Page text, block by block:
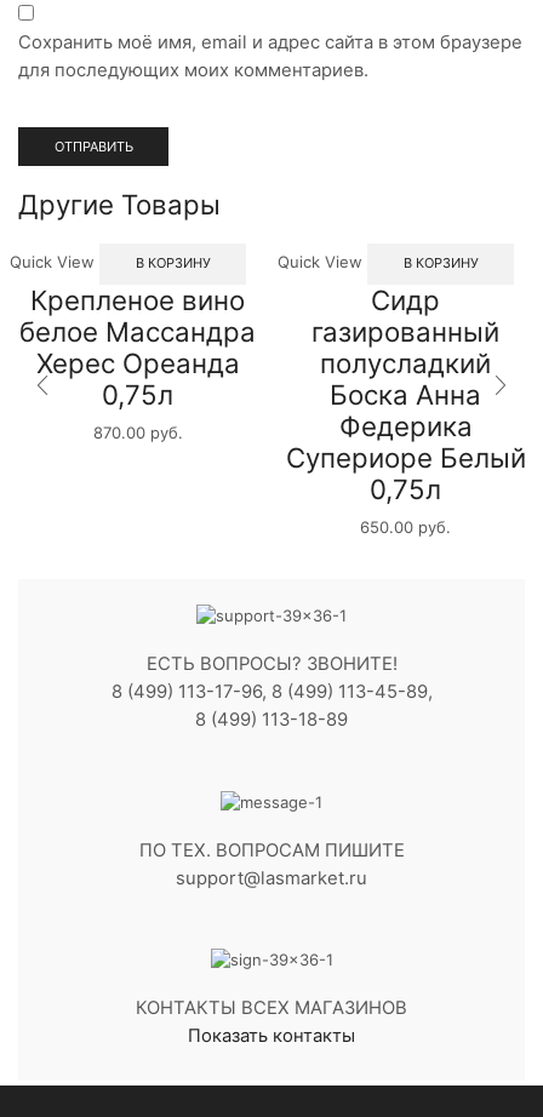
Сохранить моё имя, email и адрес сайта в этом браузере
для последующих моих комментариев.
Другие Товары
Quick View В КОРЗИНУ
Крепленое вино
белое Массандра
Херес Ореанда
0,75л
870.00 руб.
Quick View В КОРЗИНУ
Сидр
газированный
полусладкий
Боска Анна
Федерика
Супериоре Белый
0,75л
650.00 руб.
ЕСТЬ ВОПРОСЫ? ЗВОНИТЕ!
8 (499) 113-17-96, 8 (499) 113-45-89,
8 (499) 113-18-89
ПО ТЕХ. ВОПРОСАМ ПИШИТЕ
support@lasmarket.ru
КОНТАКТЫ ВСЕХ МАГАЗИНОВ
Показать контакты